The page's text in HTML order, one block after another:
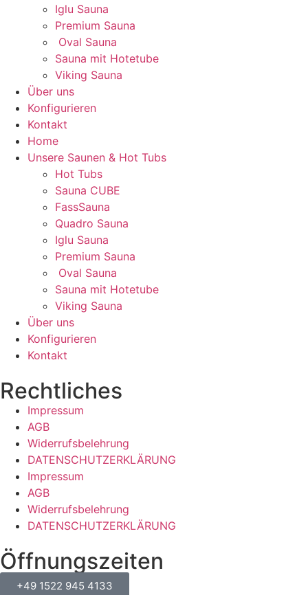
Iglu Sauna
Premium Sauna
Oval Sauna
Sauna mit Hotetube
Viking Sauna
Über uns
Konfigurieren
Kontakt
Home
Unsere Saunen & Hot Tubs
Hot Tubs
Sauna CUBE
FassSauna
Quadro Sauna
Iglu Sauna
Premium Sauna
Oval Sauna
Sauna mit Hotetube
Viking Sauna
Über uns
Konfigurieren
Kontakt
Rechtliches
Impressum
AGB
Widerrufsbelehrung
DATENSCHUTZERKLÄRUNG
Impressum
AGB
Widerrufsbelehrung
DATENSCHUTZERKLÄRUNG
Öffnungszeiten
+49 1522 945 4133